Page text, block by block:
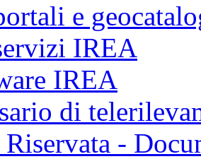
e
IREA
IREA
di
Riservata -